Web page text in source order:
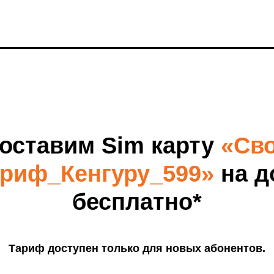
Sim карту
на
бесплатно*
Тариф доступен только для новых абонентов.